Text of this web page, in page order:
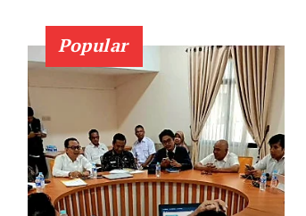
Popular